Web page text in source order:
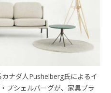
ナダ人Pushelberg氏によるイ
プシェルバーグが、家具ブラ